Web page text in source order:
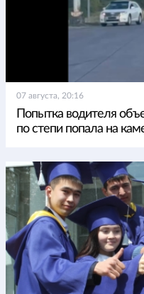
07 августа, 20:16
Попытка водителя
по степи попала на